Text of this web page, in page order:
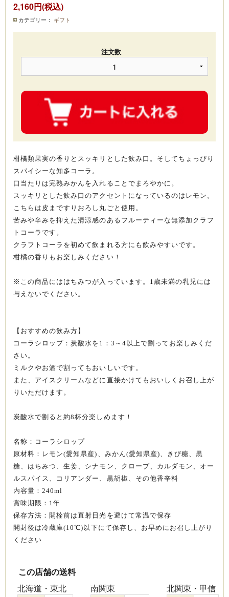
2,160円(税込)
カテゴリー： ギフト
注文数
柑橘類果実の香りとスッキリとした飲み口。そしてちょっぴり
スパイシーな知多コーラ。
口当たりは完熟みかんを入れることでまろやかに。
スッキリとした飲み口のアクセントになっているのはレモン。
こちらは皮まですりおろし丸ごと使用。
苦みや辛みを抑えた清涼感のあるフルーティーな無添加クラフ
トコーラです。
クラフトコーラを初めて飲まれる方にも飲みやすいです。
柑橘の香りもお楽しみください！
※この商品にははちみつが入っています。1歳未満の乳児には
与えないでください。
【おすすめの飲み方】
コーラシロップ：炭酸水を1：3～4以上で割ってお楽しみくだ
さい。
ミルクやお酒で割ってもおいしいです。
また、アイスクリームなどに直接かけてもおいしくお召し上が
りいただけます。
炭酸水で割ると約8杯分楽しめます！
名称：コーラシロップ
原材料：レモン(愛知県産)、みかん(愛知県産)、きび糖、黒
糖、はちみつ、生姜、シナモン、クローブ、カルダモン、オー
ルスパイス、コリアンダー、黒胡椒、その他香辛料
内容量：240ml
賞味期限：1年
保存方法：開栓前は直射日光を避けて常温で保存
開封後は冷蔵庫(10℃)以下にて保存し、お早めにお召し上がり
ください
この店舗の送料
北海道・東北
南関東 北関東・甲信